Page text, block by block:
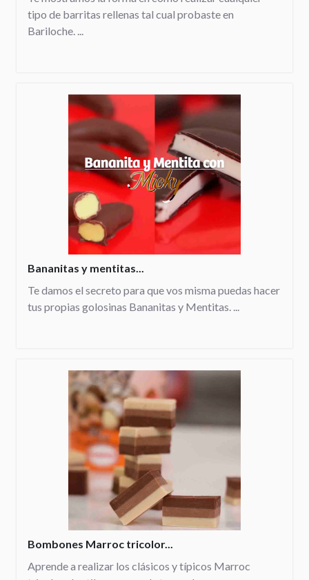
tipo de barritas rellenas tal cual probaste en
Bariloche. ...
Bananitas y mentitas...
Te damos el secreto para que vos misma puedas hacer
tus propias golosinas Bananitas y Mentitas. ...
Bombones Marroc tricolor...
Aprende a realizar los clásicos y típicos Marroc